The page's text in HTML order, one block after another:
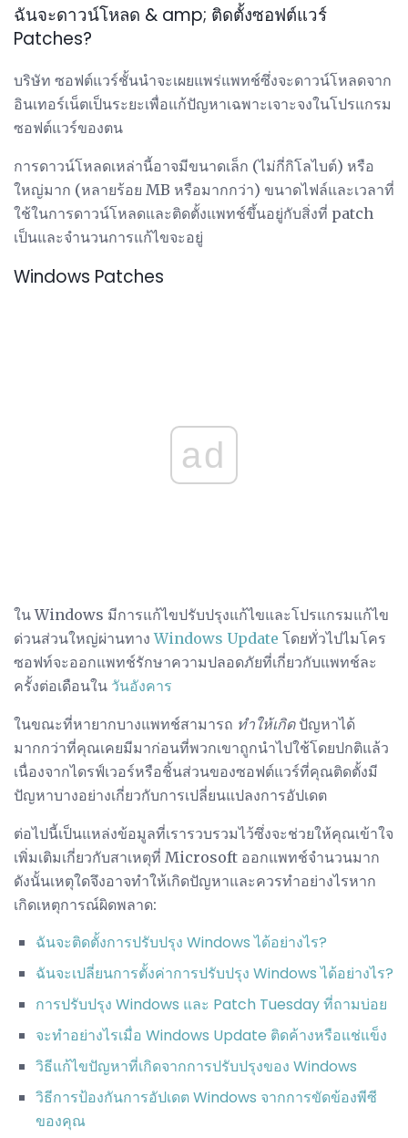
ฉันจะดาวน์โหลด & amp; ติดตั้งซอฟต์แวร์
Patches?
บริษัท ซอฟต์แวร์ชั้นนำจะเผยแพร่แพทช์ซึ่งจะดาวน์โหลดจาก
อินเทอร์เน็ตเป็นระยะเพื่อแก้ปัญหาเฉพาะเจาะจงในโปรแกรม
ซอฟต์แวร์ของตน
การดาวน์โหลดเหล่านี้อาจมีขนาดเล็ก (ไม่กี่กิโลไบต์) หรือ
ใหญ่มาก (หลายร้อย MB หรือมากกว่า) ขนาดไฟล์และเวลาที่
ใช้ในการดาวน์โหลดและติดตั้งแพทช์ขึ้นอยู่กับสิ่งที่ patch
เป็นและจำนวนการแก้ไขจะอยู่
Windows Patches
ad
ใน Windows มีการแก้ไขปรับปรุงแก้ไขและโปรแกรมแก้ไข
ด่วนส่วนใหญ่ผ่านทางWindows Update โดยทั่วไปไมโคร
ซอฟท์จะออกแพทช์รักษาความปลอดภัยที่เกี่ยวกับแพทช์ละ
ครั้งต่อเดือนใน วันอังคาร
ในขณะที่หายากบางแพทช์สามารถ ทำให้เกิดปัญหาได้
มากกว่าที่คุณเคยมีมาก่อนที่พวกเขาถูกนำไปใช้โดยปกติแล้ว
เนื่องจากไดรฟ์เวอร์หรือชิ้นส่วนของซอฟต์แวร์ที่คุณติดตั้งมี
ปัญหาบางอย่างเกี่ยวกับการเปลี่ยนแปลงการอัปเดต
ต่อไปนี้เป็นแหล่งข้อมูลที่เรารวบรวมไว้ซึ่งจะช่วยให้คุณเข้าใจ
เพิ่มเติมเกี่ยวกับสาเหตุที่ Microsoft ออกแพทช์จำนวนมาก
ดังนั้นเหตุใดจึงอาจทำให้เกิดปัญหาและควรทำอย่างไรหาก
เกิดเหตุการณ์ผิดพลาด:
ฉันจะติดตั้งการปรับปรุง Windows ได้อย่างไร?
ฉันจะเปลี่ยนการตั้งค่าการปรับปรุง Windows ได้อย่างไร?
การปรับปรุง Windows และ Patch Tuesday ที่ถามบ่อย
จะทำอย่างไรเมื่อ Windows Update ติดค้างหรือแช่แข็ง
วิธีแก้ไขปัญหาที่เกิดจากการปรับปรุงของ Windows
วิธีการป้องกันการอัปเดต Windows จากการขัดข้องพีซี
ของคุณ